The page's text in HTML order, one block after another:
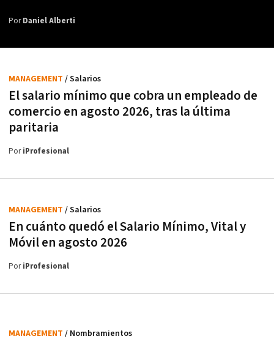
PorDaniel Alberti
El salario mínimo que cobra un empleado de
comercio en agosto 2026, tras la última
paritaria
MANAGEMENT / Salarios
PoriProfesional
En cuánto quedó el Salario Mínimo, Vital y
Móvil en agosto 2026
MANAGEMENT / Salarios
PoriProfesional
MANAGEMENT / Nombramientos